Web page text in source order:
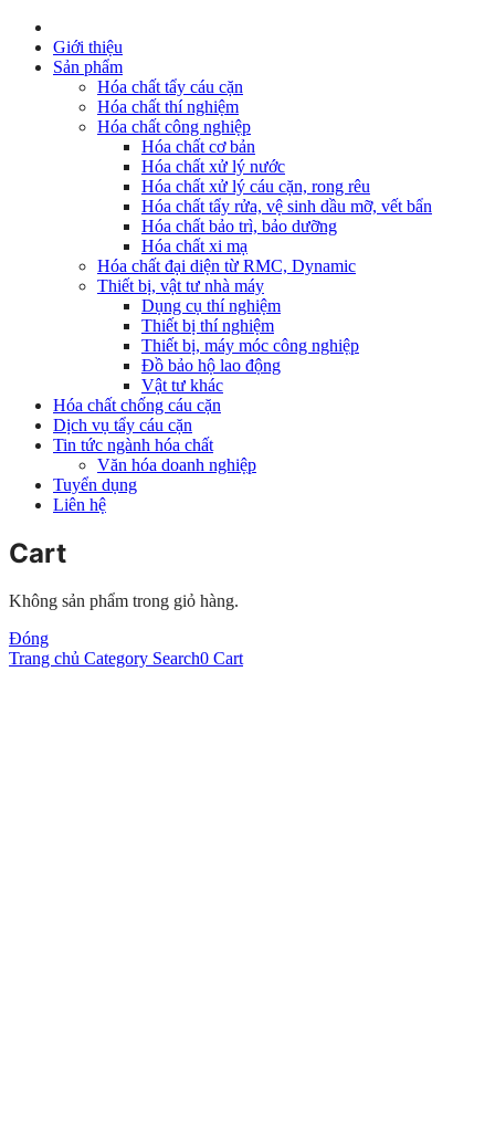
Giới thiệu
Sản phẩm
Hóa chất tẩy cáu cặn
Hóa chất thí nghiệm
Hóa chất công nghiệp
Hóa chất cơ bản
Hóa chất xử lý nước
Hóa chất xử lý cáu cặn, rong rêu
Hóa chất tẩy rửa, vệ sinh dầu mỡ, vết bẩn
Hóa chất bảo trì, bảo dưỡng
Hóa chất xi mạ
Hóa chất đại diện từ RMC, Dynamic
Thiết bị, vật tư nhà máy
Dụng cụ thí nghiệm
Thiết bị thí nghiệm
Thiết bị, máy móc công nghiệp
Đồ bảo hộ lao động
Vật tư khác
Hóa chất chống cáu cặn
Dịch vụ tẩy cáu cặn
Tin tức ngành hóa chất
Văn hóa doanh nghiệp
Tuyển dụng
Liên hệ
Cart
Không sản phẩm trong giỏ hàng.
Đóng
Trang chủ Category Search0 Cart